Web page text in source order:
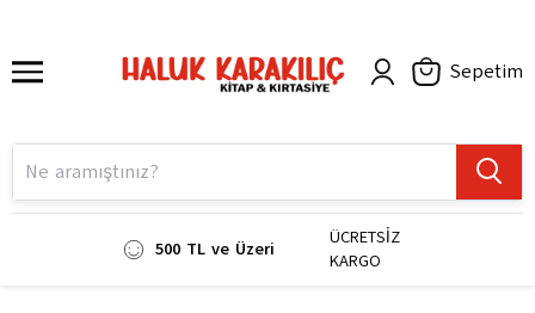
Sepetim
500 TL ve Üzeri
ÜCRETSİZ
KARGO